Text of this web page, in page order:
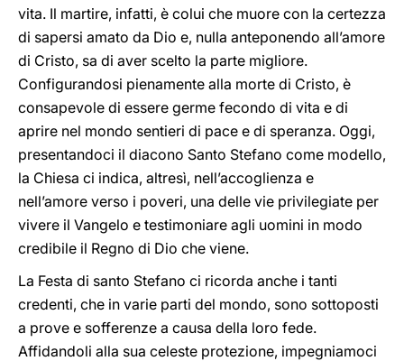
vita. Il martire, infatti, è colui che muore con la certezza
di sapersi amato da Dio e, nulla anteponendo all’amore
di Cristo, sa di aver scelto la parte migliore.
Configurandosi pienamente alla morte di Cristo, è
consapevole di essere germe fecondo di vita e di
aprire nel mondo sentieri di pace e di speranza. Oggi,
presentandoci il diacono Santo Stefano come modello,
la Chiesa ci indica, altresì, nell’accoglienza e
nell’amore verso i poveri, una delle vie privilegiate per
vivere il Vangelo e testimoniare agli uomini in modo
credibile il Regno di Dio che viene.
La Festa di santo Stefano ci ricorda anche i tanti
credenti, che in varie parti del mondo, sono sottoposti
a prove e sofferenze a causa della loro fede.
Affidandoli alla sua celeste protezione, impegniamoci